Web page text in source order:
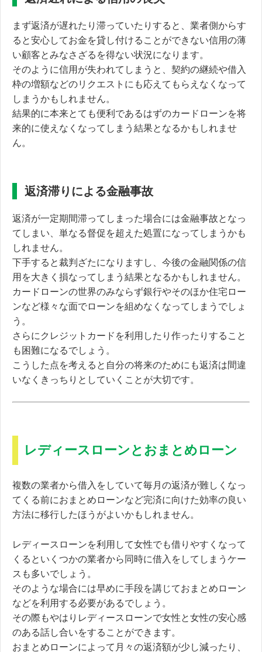
まず返済が遅れたり滞っていたりすると、業者側からす
ると安心してお金を貸し付けることができない信用の薄
い顧客とみなさざるを得ない状況になります。
そのように信用が失われてしまうと、契約の継続や借入
枠の増額などのリクエストにも応えてもらえなくなって
しまうかもしれません。
結果的に本来とても便利であるはずのカードローンを将
来的に使えなくなってしまう結果となるかもしれませ
ん。
返済滞りによる金融事故
返済が一定期間滞ってしまった場合には金融事故となっ
てしまい、単なる督促を超えた処置になってしまうかも
しれません。
下手すると裁判ざたになりますし、 今後の金融関係の信
用を大きく損なってしまう結果となるかもしれません。
カードローンの世界のみならず銀行やそのほか住宅ロー
ンなど様々な面でローンを組めなくなってしまうでしょ
う。
さらにクレジットカードを利用したり作ったりすること
も困難になるでしょう。
こうした点を考えると自分の将来のためにも返済は間違
いなくきっちりとしていくことが大切です。
レディースローンとおまとめローン
複数の業者から借入をしていて毎月の返済が難しくなっ
てくる前におまとめローンなど完済に向けた効率の良い
方法に移行したほうがよいかもしれません。
レディースローンを利用して女性でも借りやすくなって
くると いくつかの業者から同時に借入をしてしまうケー
スも多いでしょう。
そのような場合には早めに手段を講じておまとめローン
などを利用する必要があるでしょう。
その際もやはりレディースローンで女性と女性の安心感
のある話し合いをすることができます。
おまとめローンによって月々の返済額が少し減ったり、